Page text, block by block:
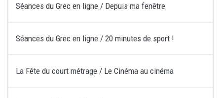
Séances du Grec en ligne / Depuis ma fenêtre
Séances du Grec en ligne / 20 minutes de sport !
La Fête du court métrage / Le Cinéma au cinéma